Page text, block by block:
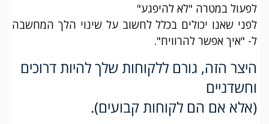
לפעול במטרה "לא להיפגע"
לפני שאנו יכולים בכלל לחשוב על שינוי הלך המחשבה
ל- "איך אפשר להרוויח".
היצר הזה, גורם ללקוחות שלך להיות דרוכים
וחשדניים
(אלא אם הם לקוחות קבועים).